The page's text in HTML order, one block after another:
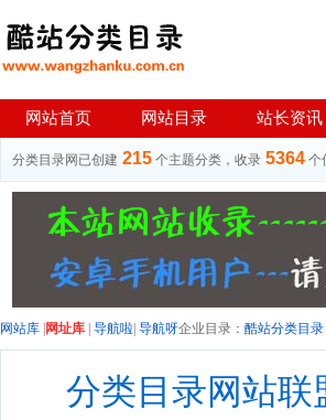
网站首页 网站目录 站长资讯
分类目录网已创建 215 个主题分类，收录 5364 个
网站库 网址库 导航啦 导航呀企业目录： 酷站分类目录
分类目录网站